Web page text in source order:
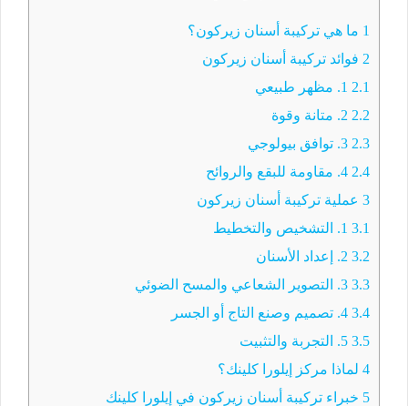
1 ما هي تركيبة أسنان زيركون؟
2 فوائد تركيبة أسنان زيركون
2.1
2.2
2.3
2.4
3 عملية تركيبة أسنان زيركون
3.1
3.2
3.3
3.4
3.5
4 لماذا مركز إيلورا كلينك؟
5 خبراء تركيبة أسنان زيركون في إيلورا كلينك